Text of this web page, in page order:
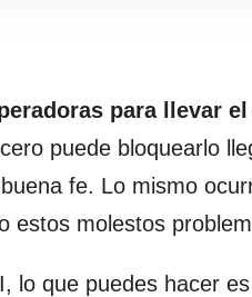
para llevar
puede bloquearlo
fe. Lo mismo
estos molestos
lo que puedes hacer es